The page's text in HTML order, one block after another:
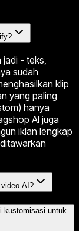
- teks,
sudah
klip
yang paling
hanya
AI juga
iklan lengkap
AI?
kustomisasi untuk